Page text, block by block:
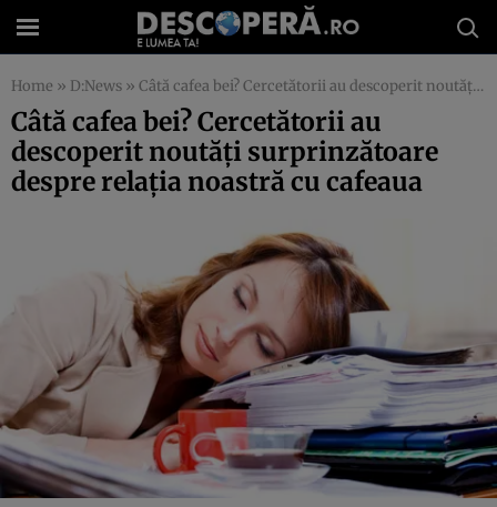
Home » D:News » Câtă cafea bei? Cercetătorii au descoperit noutăţi surprinzătoare despre relaţia noastră cu cafeaua
Câtă cafea bei? Cercetătorii au
descoperit noutăţi surprinzătoare
despre relaţia noastră cu cafeaua